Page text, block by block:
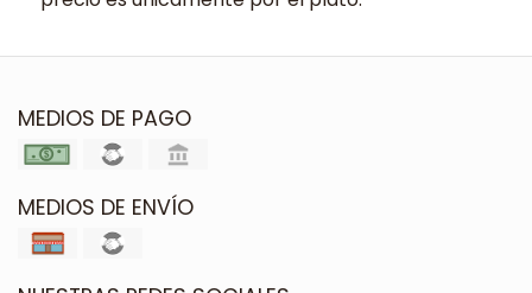
MEDIOS DE PAGO
MEDIOS DE ENVÍO